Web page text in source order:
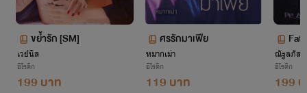
ขย้ำรัก [SM]
เวย์นิส
อีโรติก
199 บาท
ศรรักมาเฟีย
หมากเม่า
อีโรติก
119 บาท
ณัฐลภัส.
อีโรติก
199